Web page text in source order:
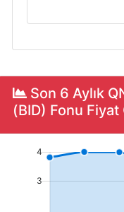
Son 6 Aylık
(BID) Fonu Fiyat